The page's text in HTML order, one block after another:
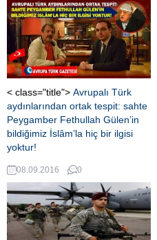
< class="title"> Avrupalı Türk
aydınlarından ortak tespit: sahte
Peygamber Fethullah Gülen’in
bildiğimiz İslâm’la hiç bir ilgisi
yoktur!
Avrupalı Türk aydınlar terörist-
başı Fethullah Gülen'i itikadı
açıdan masaya yatırdı. Sonuç:
sözde peygamberliğe soyunan
Pensilvanya çakalı Fethullah
Gülen ve giderek daha fazla
08.09.2016 0